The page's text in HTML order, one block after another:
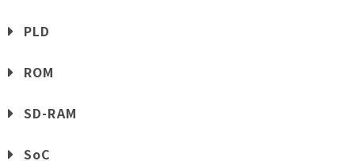
PLD
ROM
SD-RAM
SoC